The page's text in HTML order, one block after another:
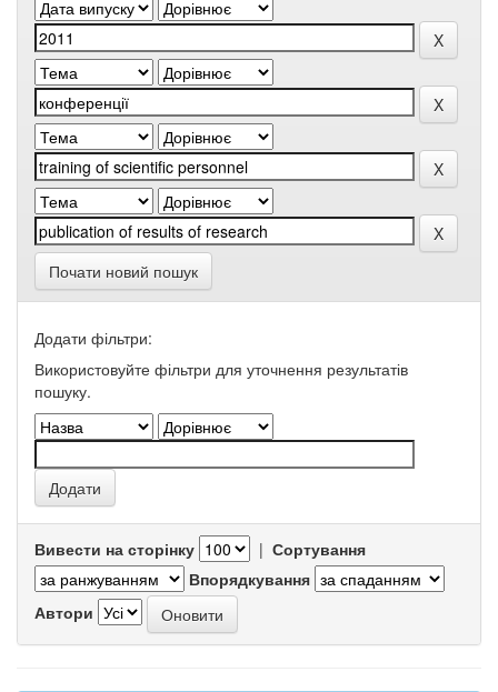
Почати новий пошук
Додати фільтри:
Використовуйте фільтри для уточнення результатів
пошуку.
Вивести на сторінку | Сортування
Впорядкування
Автори